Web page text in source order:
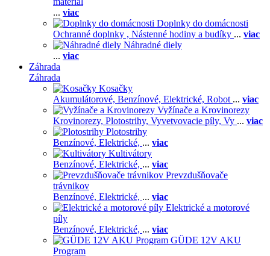
... viac
Doplnky do domácnosti
Ochranné doplnky , Nástenné hodiny a budíky ... viac
Náhradné diely
... viac
Záhrada
Záhrada
Kosačky
Akumulátorové, Benzínové, Elektrické, Robot ... viac
Vyžínače a Krovinorezy
Krovinorezy, Plotostrihy, Vyvetvovacie píly, Vy ... viac
Plotostrihy
Benzínové, Elektrické, ... viac
Kultivátory
Benzínové, Elektrické, ... viac
Prevzdušňovače
trávnikov
Benzínové, Elektrické, ... viac
Elektrické a motorové
píly
Benzínové, Elektrické, ... viac
GÜDE 12V AKU
Program